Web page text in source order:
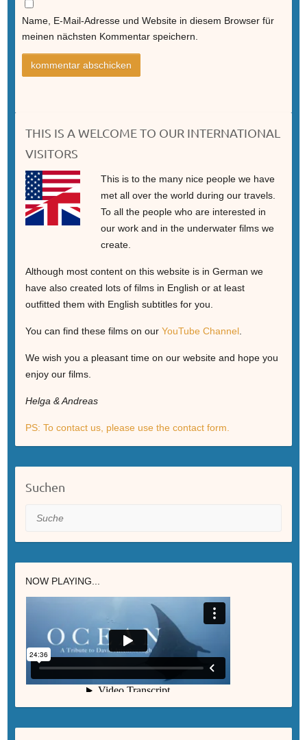
Name, E-Mail-Adresse und Website in diesem Browser für
meinen nächsten Kommentar speichern.
THIS IS A WELCOME TO OUR INTERNATIONAL
VISITORS
This is to the many nice people we have
met all over the world during our travels.
To all the people who are interested in
our work and in the underwater films we
create.
Although most content on this website is in German we
have also created lots of films in English or at least
outfitted them with English subtitles for you.
You can find these films on our YouTube Channel.
We wish you a pleasant time on our website and hope you
enjoy our films.
Helga & Andreas
PS: To contact us, please use the contact form.
Suchen
Suche
NOW PLAYING...